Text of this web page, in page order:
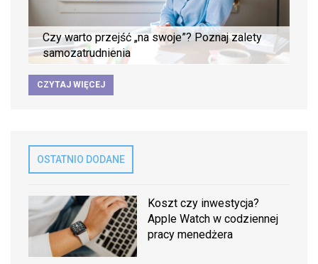
Czy warto przejść „na swoje”? Poznaj zalety
samozatrudnienia
CZYTAJ WIĘCEJ
OSTATNIO DODANE
Koszt czy inwestycja?
Apple Watch w codziennej
pracy menedżera